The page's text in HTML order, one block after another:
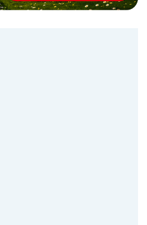
AU
JEU